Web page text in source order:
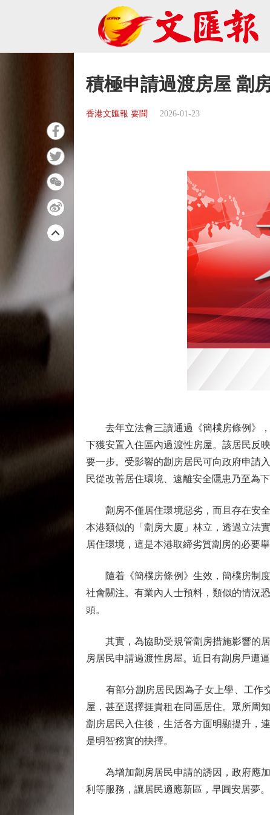
積極申請過渡房屋 劏
香港文匯報 要聞 2026-01-23
去年立法會三讀通過《簡樸房條例》，
下獲安置入住區內過渡性房屋。該居民反
要一步。受影響的劏房居民可向政府申請
民從改善居住環境、遠離安全隱患乃至為
劏房不僅居住環境惡劣，而且存在安全
本港類似的「劏房大廈」林立，透過立法
居住環境，這是本港取締劣質劏房的必要舉
隨着《簡樸房條例》生效，簡樸房制度
社會關注。有業內人士預料，類似的情況
頭。
其實，為協助受規管劏房措施影響的居
房居民申請過渡性房屋。近日有劏房戶遭
有部分劏房居民因為子女上學、工作交
屋，甚至選擇捱貴租在同區居住。眾所周
劏房居民入住後，生活各方面明顯提升，
是明智務實的抉擇。
為增加劏房居民申請的誘因，政府應加
利等服務，讓居民適應新區，早圓安居夢。